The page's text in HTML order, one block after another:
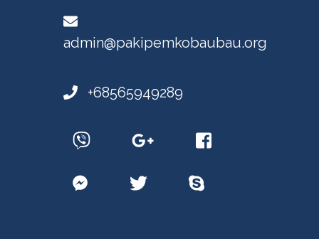
admin@pakipemkobaubau.org
+68565949289